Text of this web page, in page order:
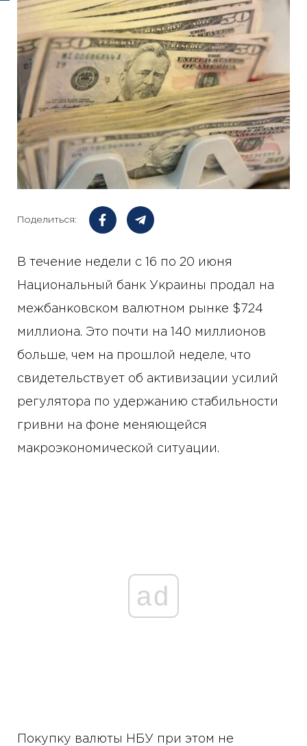
Поделиться:
В течение недели с 16 по 20 июня
Национальный банк Украины продал на
межбанковском валютном рынке $724
миллиона. Это почти на 140 миллионов
больше, чем на прошлой неделе, что
свидетельствует об активизации усилий
регулятора по удержанию стабильности
гривни на фоне меняющейся
макроэкономической ситуации.
ad
Покупку валюты НБУ при этом не